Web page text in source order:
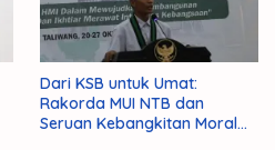
Dari KSB untuk Umat:
Rakorda MUI NTB dan
Seruan Kebangkitan Moral